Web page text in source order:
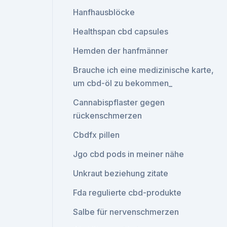
Hanfhausblöcke
Healthspan cbd capsules
Hemden der hanfmänner
Brauche ich eine medizinische karte,
um cbd-öl zu bekommen_
Cannabispflaster gegen
rückenschmerzen
Cbdfx pillen
Jgo cbd pods in meiner nähe
Unkraut beziehung zitate
Fda regulierte cbd-produkte
Salbe für nervenschmerzen